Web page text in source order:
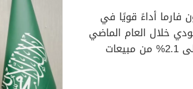
فارما أداءً قويًا في
خلال العام الماضي
2025، لتستحوذ على 2.1% من مبيعات